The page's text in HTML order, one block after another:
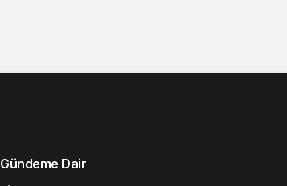
Gündeme Dair